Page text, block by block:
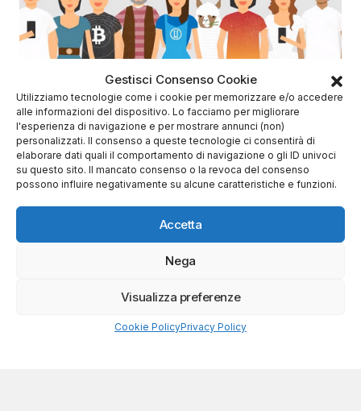
Gestisci Consenso Cookie
Utilizziamo tecnologie come i cookie per memorizzare e/o accedere
alle informazioni del dispositivo. Lo facciamo per migliorare
l'esperienza di navigazione e per mostrare annunci (non)
personalizzati. Il consenso a queste tecnologie ci consentirà di
elaborare dati quali il comportamento di navigazione o gli ID univoci
su questo sito. Il mancato consenso o la revoca del consenso
possono influire negativamente su alcune caratteristiche e funzioni.
Accetta
Nega
Visualizza preferenze
Cookie PolicyPrivacy Policy
Di Antonio
15 Maggio 2019
Criptovalute: la banca centrale francese
guarda alle stablecoin